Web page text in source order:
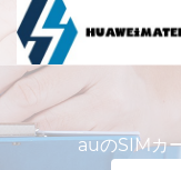
auのSIMカ